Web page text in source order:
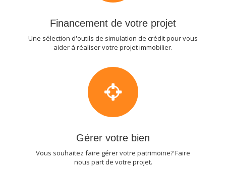
Financement de votre projet
Une sélection d'outils de simulation de crédit pour vous
aider à réaliser votre projet immobilier.
Gérer votre bien
Vous souhaitez faire gérer votre patrimoine? Faire
nous part de votre projet.